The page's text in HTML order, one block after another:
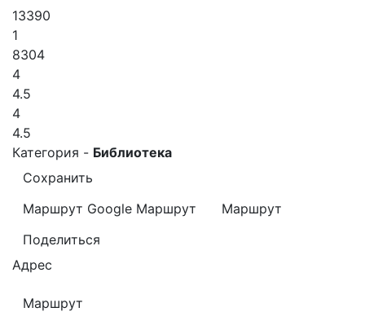
13390
1
8304
4
4.5
4
4.5
Категория - Библиотека
Сохранить
Маршрут Google Маршрут
Маршрут
Поделиться
Адрес
Маршрут